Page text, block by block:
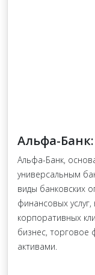
Альфа-Банк,
универсальным
виды банковских
финансовых
корпоративных
бизнес, торговое
активами.